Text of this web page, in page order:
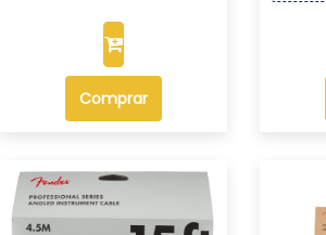
Comprar